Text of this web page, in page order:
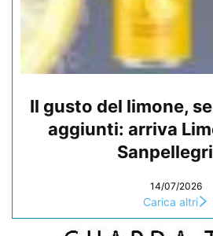
Il gusto del limone,
aggiunti: arriva
14/07/2026
Carica altri